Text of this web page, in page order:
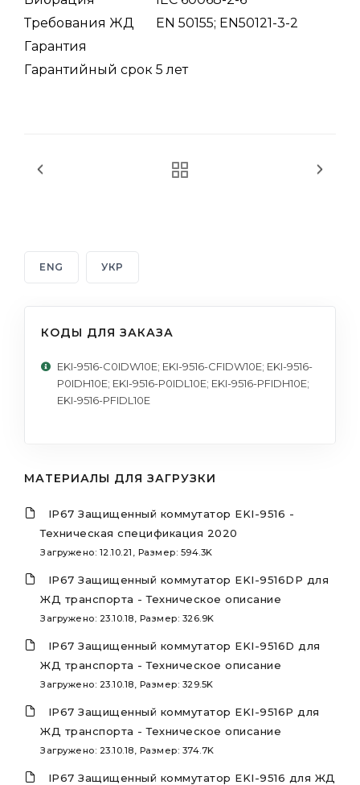
Требования ЖД
EN 50155; EN50121-3-2
Гарантия
Гарантийный срок 5 лет
ENG УКР
КОДЫ ДЛЯ ЗАКАЗА
EKI-9516-C0IDW10E; EKI-9516-CFIDW10E; EKI-9516-
P0IDH10E; EKI-9516-P0IDL10E; EKI-9516-PFIDH10E;
EKI-9516-PFIDL10E
МАТЕРИАЛЫ ДЛЯ ЗАГРУЗКИ
IP67 Защищенный коммутатор EKI-9516 -
Техническая спецификация 2020
Загружено: 12.10.21, Размер: 594.3K
IP67 Защищенный коммутатор EKI-9516DP для
ЖД транспорта - Техническое описание
Загружено: 23.10.18, Размер: 326.9K
IP67 Защищенный коммутатор EKI-9516D для
ЖД транспорта - Техническое описание
Загружено: 23.10.18, Размер: 329.5K
IP67 Защищенный коммутатор EKI-9516P для
ЖД транспорта - Техническое описание
Загружено: 23.10.18, Размер: 374.7K
IP67 Защищенный коммутатор EKI-9516 для ЖД